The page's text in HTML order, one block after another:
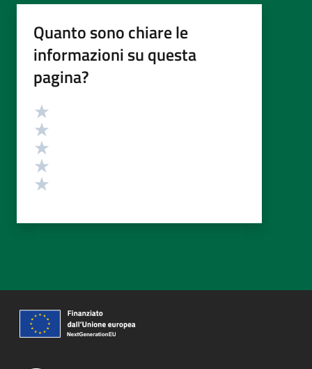
Quanto sono chiare le
informazioni su questa
pagina?
Valutazione